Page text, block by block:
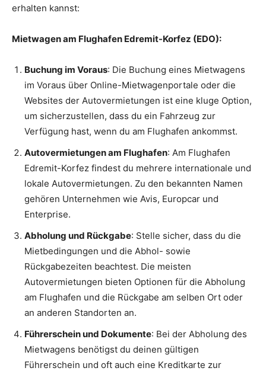
erhalten kannst:
Mietwagen am Flughafen Edremit-Korfez (EDO):
Buchung im Voraus: Die Buchung eines Mietwagens
im Voraus über Online-Mietwagenportale oder die
Websites der Autovermietungen ist eine kluge Option,
um sicherzustellen, dass du ein Fahrzeug zur
Verfügung hast, wenn du am Flughafen ankommst.
Autovermietungen am Flughafen: Am Flughafen
Edremit-Korfez findest du mehrere internationale und
lokale Autovermietungen. Zu den bekannten Namen
gehören Unternehmen wie Avis, Europcar und
Enterprise.
Abholung und Rückgabe: Stelle sicher, dass du die
Mietbedingungen und die Abhol- sowie
Rückgabezeiten beachtest. Die meisten
Autovermietungen bieten Optionen für die Abholung
am Flughafen und die Rückgabe am selben Ort oder
an anderen Standorten an.
Führerschein und Dokumente: Bei der Abholung des
Mietwagens benötigst du deinen gültigen
Führerschein und oft auch eine Kreditkarte zur